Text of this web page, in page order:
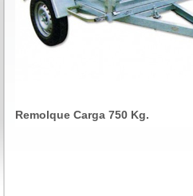
Remolque Carga 750 Kg.